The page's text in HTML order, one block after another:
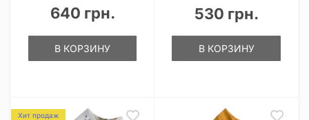
640 грн.
В КОРЗИНУ
530 грн.
В КОРЗИНУ
Хит продаж